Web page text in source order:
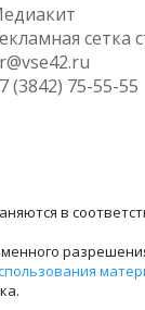
сетка
(3842) 75-55-55
в